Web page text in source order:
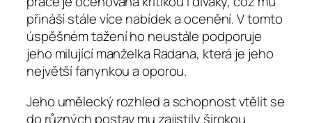
přináší stále více nabídek a ocenění. V tomto
úspěšném tažení ho neustále podporuje
jeho milující manželka Radana, která je jeho
největší fanynkou a oporou.
Jeho umělecký rozhled a schopnost vtělit se
do různých postav mu zajistily širokou